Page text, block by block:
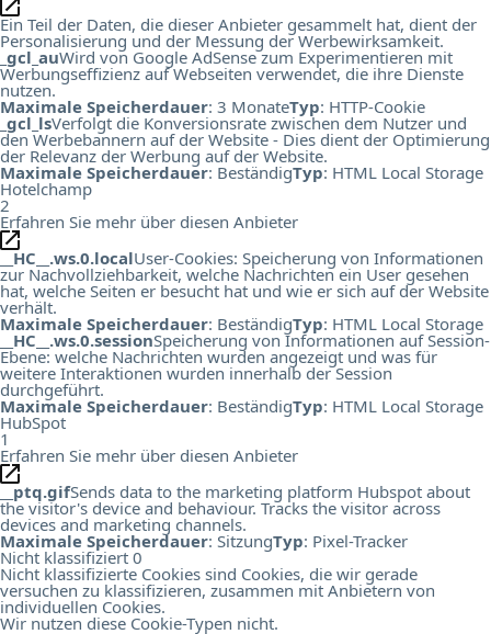
Ein Teil der Daten, die dieser Anbieter gesammelt hat, dient der
Personalisierung und der Messung der Werbewirksamkeit.
_gcl_auWird von Google AdSense zum Experimentieren mit
Werbungseffizienz auf Webseiten verwendet, die ihre Dienste
nutzen.
Maximale Speicherdauer: 3 MonateTyp: HTTP-Cookie
_gcl_lsVerfolgt die Konversionsrate zwischen dem Nutzer und
den Werbebannern auf der Website - Dies dient der Optimierung
der Relevanz der Werbung auf der Website.
Maximale Speicherdauer: BeständigTyp: HTML Local Storage
Hotelchamp
2
Erfahren Sie mehr über diesen Anbieter
__HC__.ws.0.localUser-Cookies: Speicherung von Informationen
zur Nachvollziehbarkeit, welche Nachrichten ein User gesehen
hat, welche Seiten er besucht hat und wie er sich auf der Website
verhält.
Maximale Speicherdauer: BeständigTyp: HTML Local Storage
__HC__.ws.0.sessionSpeicherung von Informationen auf Session-
Ebene: welche Nachrichten wurden angezeigt und was für
weitere Interaktionen wurden innerhalb der Session
durchgeführt.
Maximale Speicherdauer: BeständigTyp: HTML Local Storage
HubSpot
1
Erfahren Sie mehr über diesen Anbieter
__ptq.gifSends data to the marketing platform Hubspot about
the visitor's device and behaviour. Tracks the visitor across
devices and marketing channels.
Maximale Speicherdauer: SitzungTyp: Pixel-Tracker
Nicht klassifiziert 0
Nicht klassifizierte Cookies sind Cookies, die wir gerade
versuchen zu klassifizieren, zusammen mit Anbietern von
individuellen Cookies.
Wir nutzen diese Cookie-Typen nicht.